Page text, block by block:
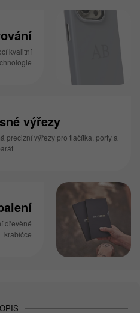
kvalitní
výřezy
precizní výřezy pro tlačítka, porty a
dřevěné
krabičce